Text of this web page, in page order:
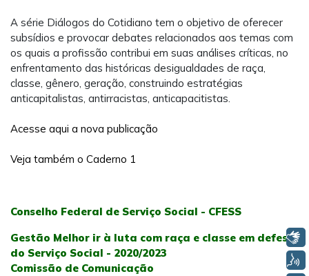
A série Diálogos do Cotidiano tem o objetivo de oferecer
subsídios e provocar debates relacionados aos temas com
os quais a profissão contribui em suas análises críticas, no
enfrentamento das históricas desigualdades de raça,
classe, gênero, geração, construindo estratégias
anticapitalistas, antirracistas, anticapacitistas.
Acesse aqui a nova publicação
Veja também o Caderno 1
Conselho Federal de Serviço Social - CFESS
Gestão Melhor ir à luta com raça e classe em defesa
do Serviço Social - 2020/2023
Comissão de Comunicação
Libras